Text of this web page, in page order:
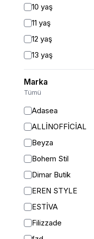
Kargo
10 yaş
11 yaş
12 yaş
13 yaş
14 yaş
2 (44-46-48)
Marka
Tümü
Adasea
ALLİNOFFİCİAL
Beyza
Bohem Stil
Dimar Butik
EREN STYLE
ESTİVA
Filizzade